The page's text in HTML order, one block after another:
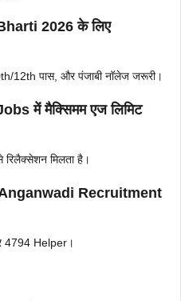
2026 के लिए
12th पास, और पंजाबी नॉलेज जरूरी।
में मैक्सिमम एज लिमिट
मिलता है।
Anganwadi Recruitment
Helper।